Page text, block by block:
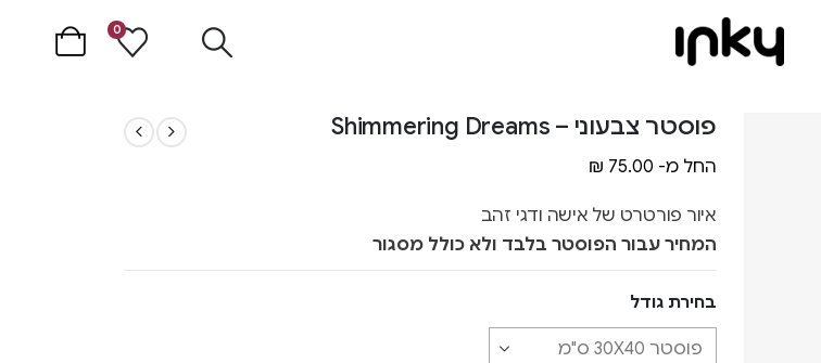
0
פוסטר צבעוני – Shimmering Dreams
החל מ- ₪ 75.00
איור פורטרט של אישה ודגי זהב
המחיר עבור הפוסטר בלבד ולא כולל מסגור
בחירת גודל